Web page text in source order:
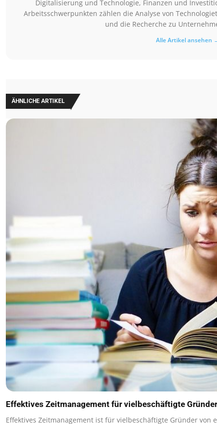
Digitalisierung und Technologie, Finanzen und
Arbeitsschwerpunkten zählen die Analyse von
und die Recherche zu
Alle Artikel ansehen
ÄHNLICHE ARTIKEL
Effektives Zeitmanagement für vielbeschäftigte Gründer
Effektives Zeitmanagement ist für vielbeschäftigte Gründer von